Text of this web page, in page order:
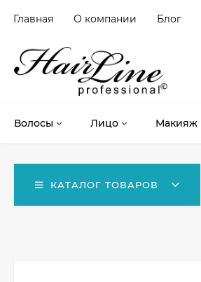
Главная О компании Блог
Волосы Лицо Макияж
КАТАЛОГ ТОВАРОВ